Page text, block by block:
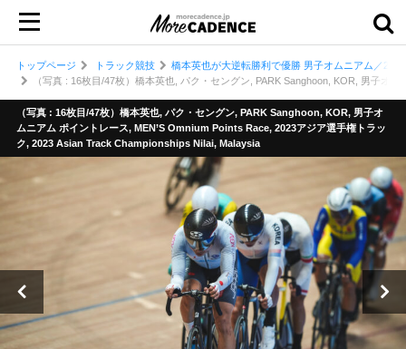
トップページ トラック競技
橋本英也が大逆転勝利で優勝 男子オムニアム／
（写真 : 16枚目/47枚）橋本英也, パク・セングン, PARK Sanghoon, KOR, 男子オ
（写真 : 16枚目/47枚）橋本英也, パク・セングン, PARK Sanghoon, KOR, 男子オ
ムニアム ポイントレース, MEN’S Omnium Points Race, 2023アジア選手権トラッ
ク, 2023 Asian Track Championships Nilai, Malaysia